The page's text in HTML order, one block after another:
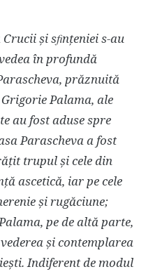
Crucii și sﬁnțeniei s-au
în profundă
prăznuită
Palama, ale
au fost aduse spre
Parascheva a fost
trupul și cele din
ascetică, iar pe cele
și rugăciune;
pe de altă parte,
și contemplarea
Indiferent de modul